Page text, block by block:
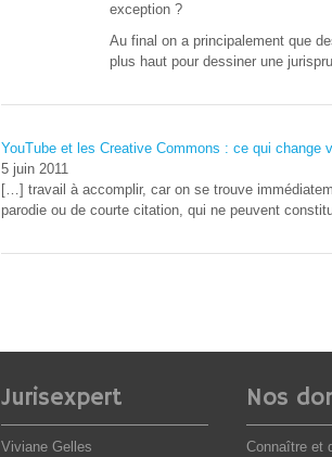
exception ?
Au final on a principalement que
plus haut pour dessiner une
YouTube et les Creative Commons : ce qui change
5 juin 2011
[…] travail à accomplir, car on se trouve
parodie ou de courte citation, qui ne peuvent
Jurisexpert
Viviane Gelles
Nos
Connaître et